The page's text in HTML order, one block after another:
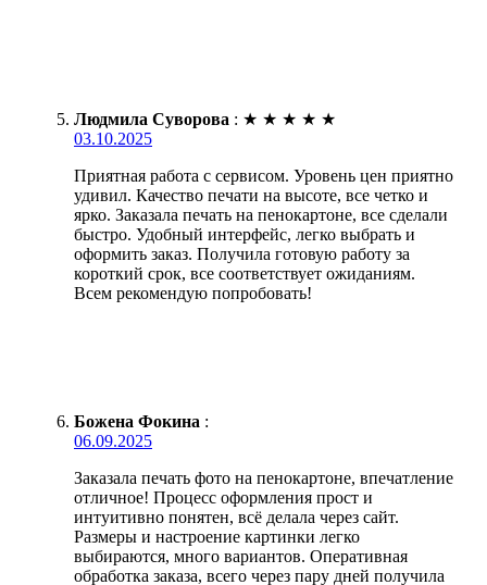
Людмила Суворова : ★ ★ ★ ★ ★
03.10.2025
Приятная работа с сервисом. Уровень цен приятно
удивил. Качество печати на высоте, все четко и
ярко. Заказала печать на пенокартоне, все сделали
быстро. Удобный интерфейс, легко выбрать и
оформить заказ. Получила готовую работу за
короткий срок, все соответствует ожиданиям.
Всем рекомендую попробовать!
Божена Фокина :
06.09.2025
Заказала печать фото на пенокартоне, впечатление
отличное! Процесс оформления прост и
интуитивно понятен, всё делала через сайт.
Размеры и настроение картинки легко
выбираются, много вариантов. Оперативная
обработка заказа, всего через пару дней получила